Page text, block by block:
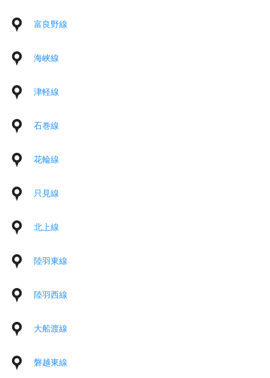
富良野線
海峡線
津軽線
石巻線
花輪線
只見線
北上線
陸羽東線
陸羽西線
大船渡線
磐越東線